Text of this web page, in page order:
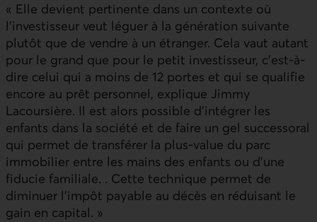
« Elle devient pertinente dans un contexte où
l’investisseur veut léguer à la génération suivante
plutôt que de vendre à un étranger. Cela vaut autant
pour le grand que pour le petit investisseur, c’est-à-
dire celui qui a moins de 12 portes et qui se qualifie
encore au prêt personnel, explique Jimmy
Lacoursière. Il est alors possible d’intégrer les
enfants dans la société et de faire un gel successoral
qui permet de transférer la plus-value du parc
immobilier entre les mains des enfants ou d’une
fiducie familiale. . Cette technique permet de
diminuer l’impôt payable au décès en réduisant le
gain en capital. »